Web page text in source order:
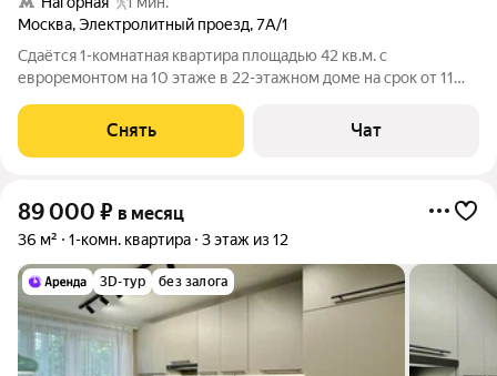
Москва,Электролитный проезд,7А/1
Сдаётся 1-комнатная квартира площадью 42 кв.м. с
евроремонтом на 10 этаже в 22-этажном доме на срок от 11
Стиральная машина Холодильник Посудомоечная машина
Кондиционер Микроволновка Пылесос
Снять Чат
89 000 ₽ в месяц
36 м² 1-комн. квартира 3 этаж из 12
3D-тур без залога